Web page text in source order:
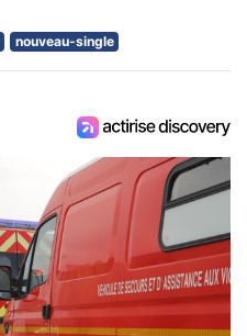
nouveau-single